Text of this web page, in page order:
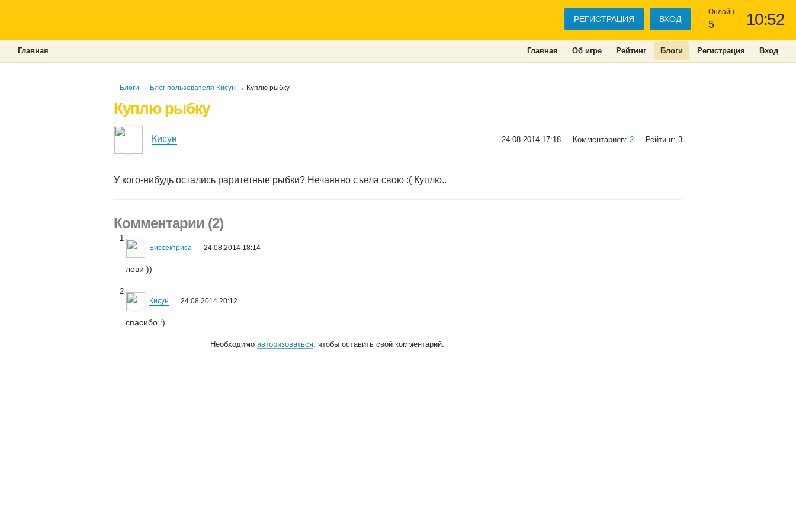
10:52
Онлайн
5
РЕГИСТРАЦИЯ ВХОД
Главная Об игре Рейтинг Блоги Регистрация Вход
Главная
Блоги → Блог пользователя Кисун → Куплю рыбку
Куплю рыбку
Кисун 24.08.2014 17:18 Комментариев: 2 Рейтинг: 3
У кого-нибудь остались раритетные рыбки? Нечаянно съела свою :( Куплю..
Комментарии (2)
1
Биссектриса 24.08.2014 18:14
лови ))
2
Кисун 24.08.2014 20:12
спасибо :)
Необходимоавторизоваться, чтобы оставить свой комментарий.